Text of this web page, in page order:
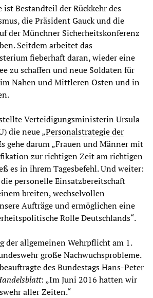
ist Bestandteil der Rückkehr des
die Präsident Gauck und die
der Münchner Sicherheitskonferenz
Seitdem arbeitet das
fieberhaft daran, wieder eine
zu schaffen und neue Soldaten für
Nahen und Mittleren Osten und in
Verteidigungsministerin Ursula
die neue „Personalstrategie der
gehe darum „Frauen und Männer mit
zur richtigen Zeit am richtigen
es in ihrem Tagesbefehl. Und weiter:
personelle Einsatzbereitschaft
breiten, wechselvollen
Aufträge und ermöglichen eine
Rolle Deutschlands“.
der allgemeinen Wehrpflicht am 1.
große Nachwuchsprobleme.
des Bundestags Hans-Peter
: „Im Juni 2016 hatten wir
aller Zeiten.“